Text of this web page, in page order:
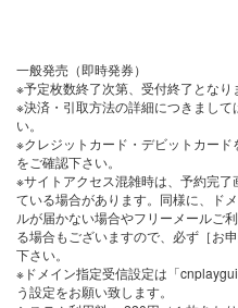
一般発売（即時発券）
※予定枚数終了次第、受付終了となり
※決済・引取方法の詳細につきまし
い。
※クレジットカード・デビットカー
をご確認下さい。
※サイトアクセス混雑時は、予約完
ている場合があります。同様に、ド
ルが届かない場合やフリーメールご
る場合もございますので、必ず［お
下さい。
※ドメイン指定受信設定は「
う設定をお願い致します。